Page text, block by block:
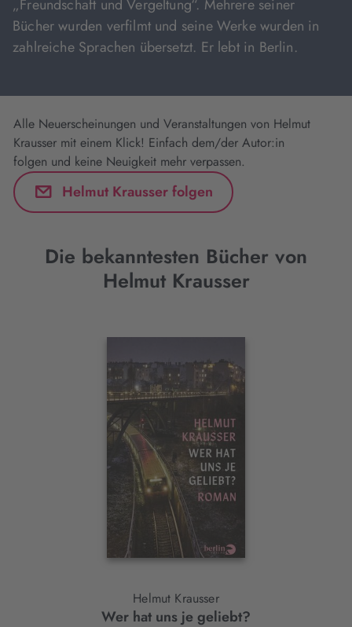
„Freundschaft und Vergeltung“. Mehrere seiner
Bücher wurden verfilmt und seine Werke wurden in
zahlreiche Sprachen übersetzt. Er lebt in Berlin.
Alle Neuerscheinungen und Veranstaltungen von Helmut
Krausser mit einem Klick! Einfach dem/der Autor:in
folgen und keine Neuigkeit mehr verpassen.
Helmut Krausser folgen
Die bekanntesten Bücher von
Helmut Krausser
Helmut Krausser
Wer hat uns je geliebt?